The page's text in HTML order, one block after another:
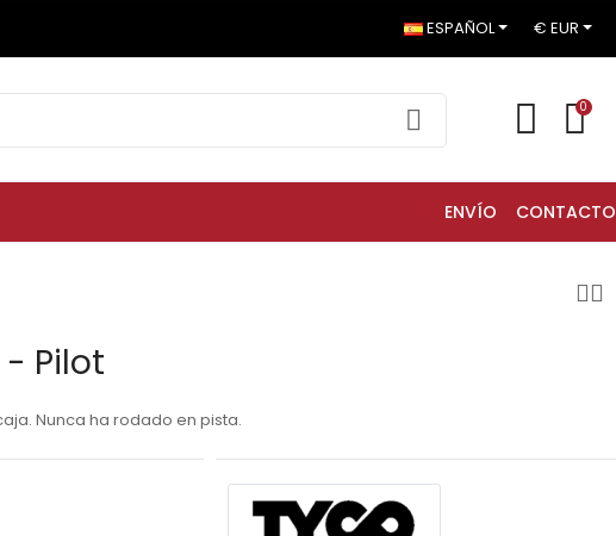
ESPAÑOL € EUR
0
ENVÍO CONTACTO
- Pilot
Nunca ha rodado en pista.